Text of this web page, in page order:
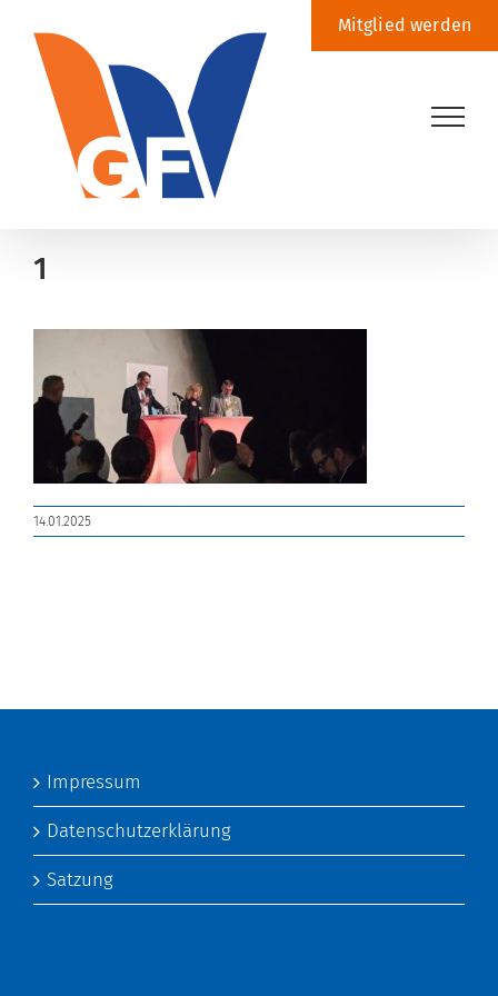
Inhalt
springen
Mitglied werden
1
14.01.2025
Impressum
Datenschutzerklärung
Satzung